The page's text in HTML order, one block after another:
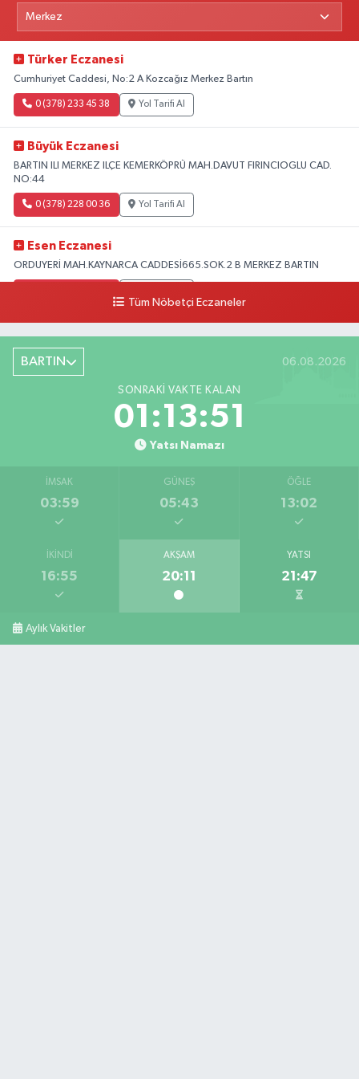
Türker Eczanesi
Cumhuriyet Caddesi, No:2 A Kozcağız Merkez Bartın
0 (378) 233 45 38 Yol Tarifi Al
Büyük Eczanesi
BARTIN ILI MERKEZ ILÇE KEMERKÖPRÜ MAH.DAVUT FIRINCIOGLU CAD.
NO:44
0 (378) 228 00 36 Yol Tarifi Al
Esen Eczanesi
ORDUYERİ MAH.KAYNARCA CADDESİ665.SOK.2 B MERKEZ BARTIN
Şiremirçavuş Mahallesi, Kırıkçı Zeliha Ana Sokak No:20 8 Merkez Bartın
0 (378) 227 85 45
Tüm Nöbetçi Eczaneler
BARTIN 06.08.2026
SONRAKI VAKTE KALAN
01:13:50
Yatsı Namazı
İMSAK
03:59
GÜNEŞ
05:43
ÖĞLE
13:02
İKINDI
16:55
AKŞAM
20:11
YATSI
21:47
Aylık Vakitler